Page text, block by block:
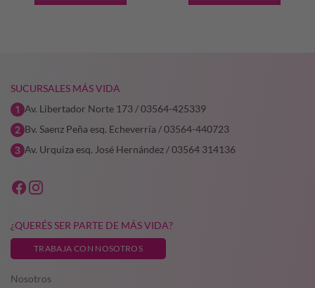
era:
es:
SUCURSALES MÁS VIDA
Av. Libertador Norte 173 / 03564-425339
Bv. Saenz Peña esq. Echeverría / 03564-440723
Av. Urquiza esq. José Hernández / 03564 314136
¿QUERÉS SER PARTE DE MÁS VIDA?
TRABAJA CON NOSOTROS
Nosotros